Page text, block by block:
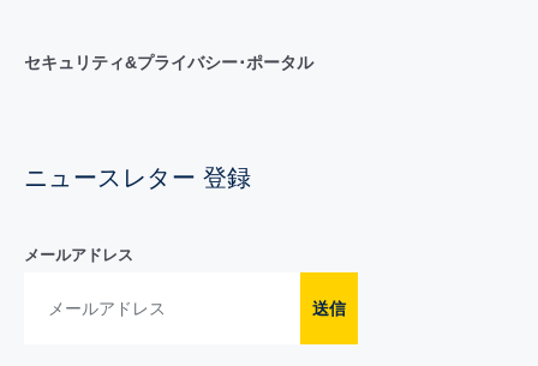
セキュリティ&プライバシー･ポータル
ニュースレター 登録
メールアドレス
送信